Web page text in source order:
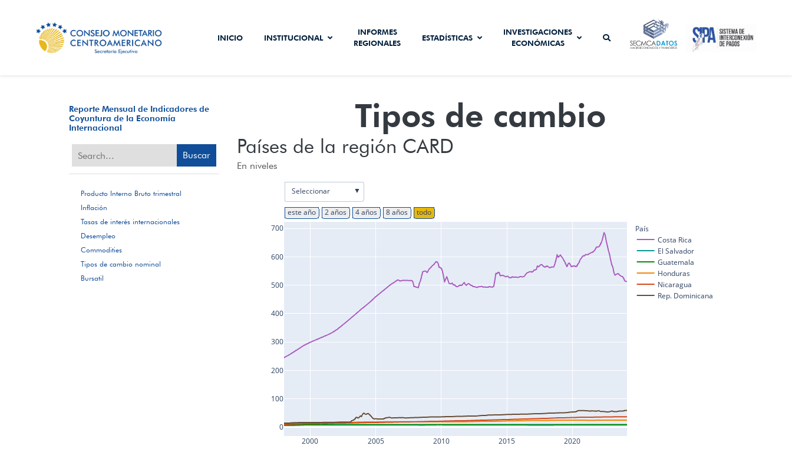
INICIO INSTITUCIONAL
INFORMES
REGIONALES
ESTADÍSTICAS
INVESTIGACIONES
ECONÓMICAS
SECMCA
DATOS
SISTEMA DE
INTERCONEXIÓN
DE PAGOS
Reporte Mensual de Indicadores de
Coyuntura de la Economía
Internacional
Buscar
Producto Interno Bruto trimestral
Inflación
Tasas de interés internacionales
Desempleo
Commodities
Tipos de cambio nominal
Bursatil
Tipos de cambio
Países de la región CARD
En niveles
2000 2005 2010 2015 2020
0
100
200
300
400
500
600
700
País
Costa Rica
El Salvador
Guatemala
Honduras
Nicaragua
Rep. Dominicana
este año 2 años 4 años 8 años todo
Seleccionar ▼